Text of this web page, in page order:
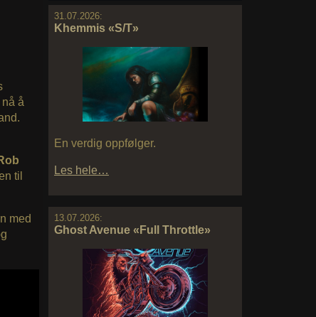
31.07.2026:
Khemmis «S/T»
En verdig oppfølger.
Les hele…
13.07.2026:
Ghost Avenue «Full Throttle»
å
til
med